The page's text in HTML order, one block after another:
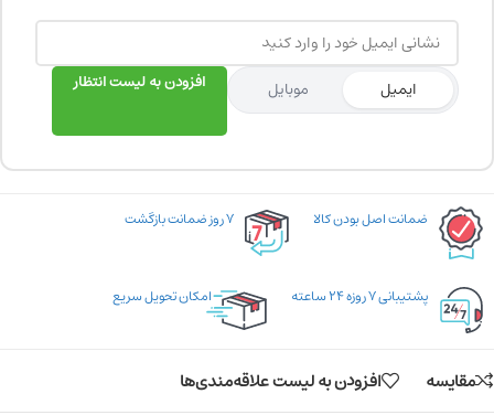
ایمیل موبایل افزودن به لیست انتظار
ضمانت اصل بودن کالا ۷ روز ضمانت بازگشت
پشتیبانی ۷ روزه ۲۴ ساعته امکان تحویل سریع
مقایسه افزودن به لیست علاقه‌مندی‌ها